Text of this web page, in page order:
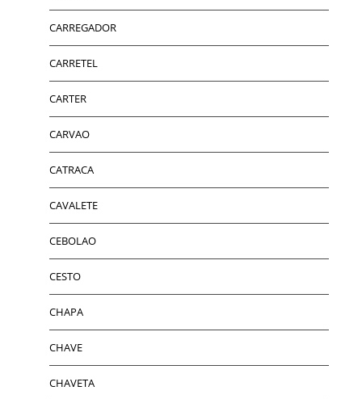
CARREGADOR
CARRETEL
CARTER
CARVAO
CATRACA
CAVALETE
CEBOLAO
CESTO
CHAPA
CHAVE
CHAVETA